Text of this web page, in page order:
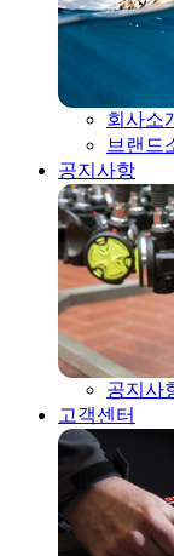
회사소
브랜드
공지사항
공지사
고객센터